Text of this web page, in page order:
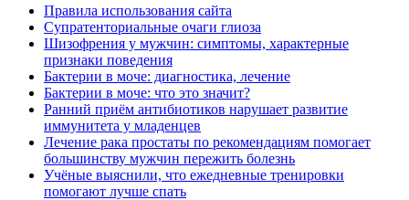
Правила использования сайта
Супратенториальные очаги глиоза
Шизофрения у мужчин: симптомы, характерные
признаки поведения
Бактерии в моче: диагностика, лечение
Бактерии в моче: что это значит?
Ранний приём антибиотиков нарушает развитие
иммунитета у младенцев
Лечение рака простаты по рекомендациям помогает
большинству мужчин пережить болезнь
Учёные выяснили, что ежедневные тренировки
помогают лучше спать